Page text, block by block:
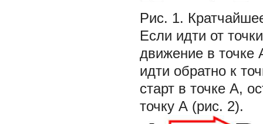
Рис. 1.
Если идти от
движение в точке
идти обратно к
старт в точке А,
точку А (рис. 2).